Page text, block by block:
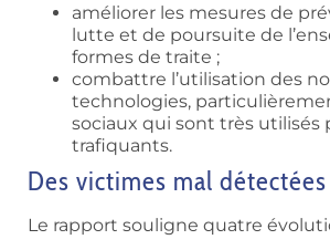
améliorer les mesures de
lutte et de poursuite de
formes de traite ;
combattre l’utilisation des
technologies,
sociaux qui sont très utilisés
trafiquants.
Des victimes mal détectées
Le rapport souligne quatre